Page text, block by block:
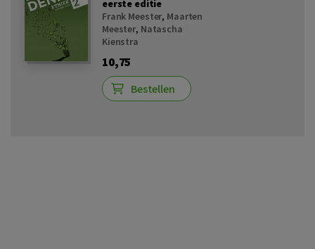
eerste editie
Frank Meester, Maarten
Meester, Natascha
Kienstra
10,75
Bestellen